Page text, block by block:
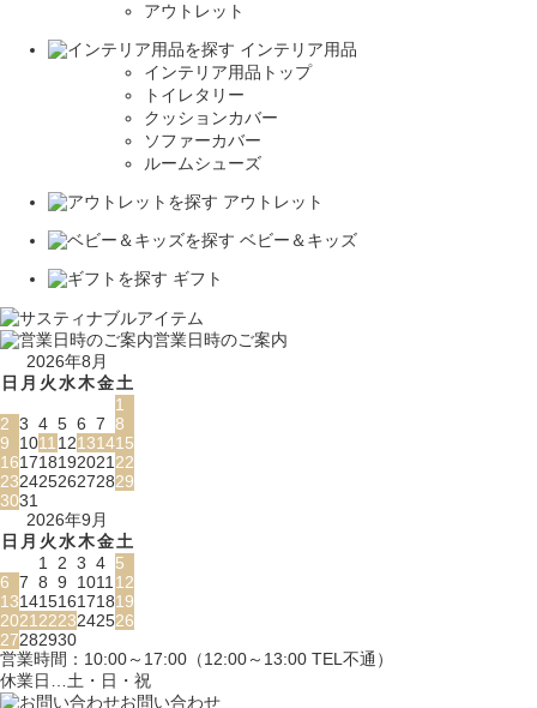
アウトレット
インテリア用品
インテリア用品トップ
トイレタリー
クッションカバー
ソファーカバー
ルームシューズ
アウトレット
ベビー＆キッズ
ギフト
営業日時のご案内
2026年8月
日 月 火水木金土
1
2 3 4 5 6 7 8
9
101112131415
16171819202122
23242526272829
3031
2026年9月
日 月 火水木金土
1 2 3 4 5
6 7 8 9 101112
13141516171819
20212223242526
27282930
営業時間：10:00～17:00（12:00～13:00 TEL不通）
休業日…土・日・祝
お問い合わせ